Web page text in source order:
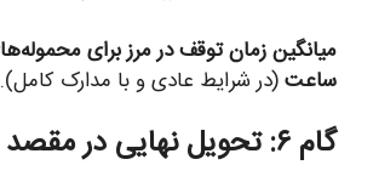
ساعت(در شرایط عادی و با مدارک کامل).
گام ۶: تحویل نهایی در مقصد